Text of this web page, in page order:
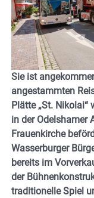
Sie ist
angestammten
Plätte „St.
in der Odelshamer
Frauenkirche
Wasserburger
bereits im
der
traditionelle Spiel